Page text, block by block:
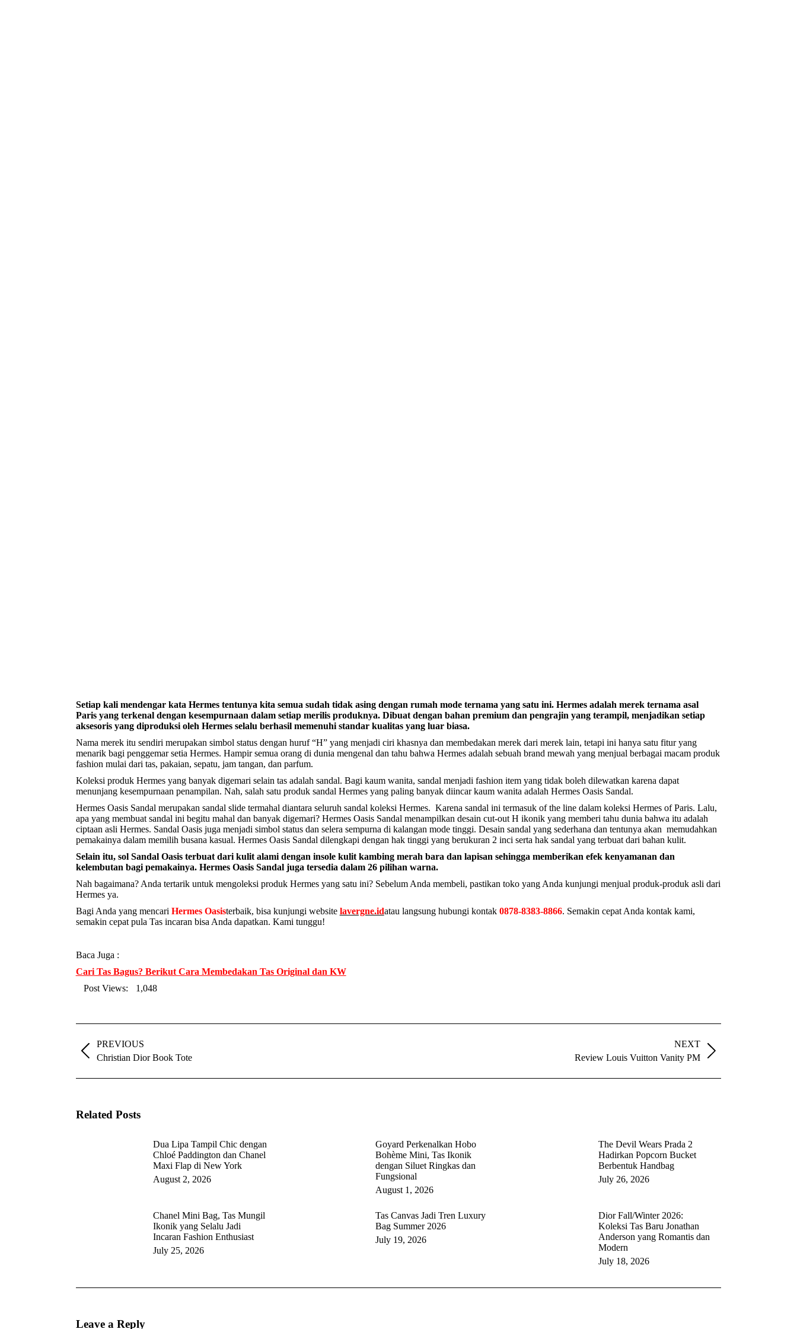
Setiap kali mendengar kata Hermes tentunya kita semua sudah tidak asing dengan rumah mode ternama yang satu ini. Hermes adalah merek ternama asal
Paris yang terkenal dengan kesempurnaan dalam setiap merilis produknya. Dibuat dengan bahan premium dan pengrajin yang terampil, menjadikan setiap
aksesoris yang diproduksi oleh Hermes selalu berhasil memenuhi standar kualitas yang luar biasa.
Nama merek itu sendiri merupakan simbol status dengan huruf “H” yang menjadi ciri khasnya dan membedakan merek dari merek lain, tetapi ini hanya satu fitur yang
menarik bagi penggemar setia Hermes. Hampir semua orang di dunia mengenal dan tahu bahwa Hermes adalah sebuah brand mewah yang menjual berbagai macam produk
fashion mulai dari tas, pakaian, sepatu, jam tangan, dan parfum.
Koleksi produk Hermes yang banyak digemari selain tas adalah sandal. Bagi kaum wanita, sandal menjadi fashion item yang tidak boleh dilewatkan karena dapat
menunjang kesempurnaan penampilan. Nah, salah satu produk sandal Hermes yang paling banyak diincar kaum wanita adalah Hermes Oasis Sandal.
Hermes Oasis Sandal merupakan sandal slide termahal diantara seluruh sandal koleksi Hermes. Karena sandal ini termasuk of the line dalam koleksi Hermes of Paris. Lalu,
apa yang membuat sandal ini begitu mahal dan banyak digemari? Hermes Oasis Sandal menampilkan desain cut-out H ikonik yang memberi tahu dunia bahwa itu adalah
ciptaan asli Hermes. Sandal Oasis juga menjadi simbol status dan selera sempurna di kalangan mode tinggi. Desain sandal yang sederhana dan tentunya akan memudahkan
pemakainya dalam memilih busana kasual. Hermes Oasis Sandal dilengkapi dengan hak tinggi yang berukuran 2 inci serta hak sandal yang terbuat dari bahan kulit.
Selain itu, sol Sandal Oasis terbuat dari kulit alami dengan insole kulit kambing merah bara dan lapisan sehingga memberikan efek kenyamanan dan
kelembutan bagi pemakainya. Hermes Oasis Sandal juga tersedia dalam 26 pilihan warna.
Nah bagaimana? Anda tertarik untuk mengoleksi produk Hermes yang satu ini? Sebelum Anda membeli, pastikan toko yang Anda kunjungi menjual produk-produk asli dari
Hermes ya.
Bagi Anda yang mencari Hermes Oasisterbaik, bisa kunjungi website lavergne.idatau langsung hubungi kontak 0878-8383-8866. Semakin cepat Anda kontak kami,
semakin cepat pula Tas incaran bisa Anda dapatkan. Kami tunggu!
Baca Juga :
Cari Tas Bagus? Berikut Cara Membedakan Tas Original dan KW
Post Views:
1,048
navigation
PREVIOUS
Previous
Christian Dior Book Tote
NEXT
Review Louis Vuitton Vanity PM
Related Posts
Dua Lipa Tampil Chic dengan
Chloé Paddington dan Chanel
Maxi Flap di New York
August 2, 2026
Goyard Perkenalkan Hobo
Bohème Mini, Tas Ikonik
dengan Siluet Ringkas dan
Fungsional
August 1, 2026
The Devil Wears Prada 2
Hadirkan Popcorn Bucket
Berbentuk Handbag
July 26, 2026
Chanel Mini Bag, Tas Mungil
Ikonik yang Selalu Jadi
Incaran Fashion Enthusiast
July 25, 2026
Tas Canvas Jadi Tren Luxury
Bag Summer 2026
July 19, 2026
Dior Fall/Winter 2026:
Koleksi Tas Baru Jonathan
Anderson yang Romantis dan
Modern
July 18, 2026
Leave a Reply